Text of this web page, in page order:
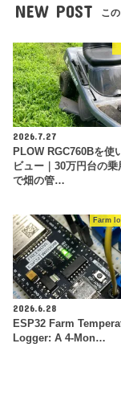
NEW POST こ
2026.7.27
PLOW RGC760Bを使
ビュー｜30万円台の乗
で畑の管…
Farm
2026.6.28
ESP32 Farm
Logger: A 4-Mon…